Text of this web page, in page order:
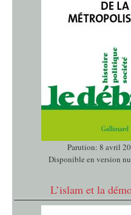
Parution: 8 avril
Disponible en version
L’islam et la